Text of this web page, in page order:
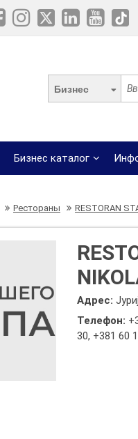
Бизнес
Бизнес каталог
Рестораны RESTORAN
Адрес:
Телефон:
30, +381 60